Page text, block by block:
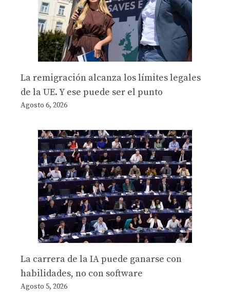
La remigración alcanza los límites legales
de la UE. Y ese puede ser el punto
Agosto 6, 2026
La carrera de la IA puede ganarse con
habilidades, no con software
Agosto 5, 2026